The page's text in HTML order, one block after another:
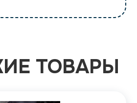
ТОВАРЫ